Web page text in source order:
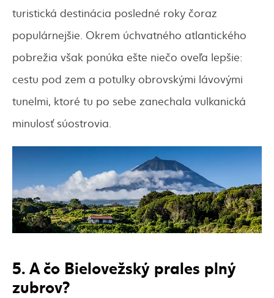
turistická destinácia posledné roky čoraz
populárnejšie. Okrem úchvatného atlantického
pobrežia však ponúka ešte niečo oveľa lepšie:
cestu pod zem a potulky obrovskými lávovými
tunelmi, ktoré tu po sebe zanechala vulkanická
minulosť súostrovia.
5. A čo Bielovežský prales plný
zubrov?